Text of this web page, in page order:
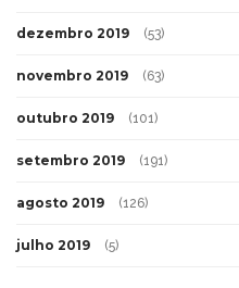
dezembro 2019 (53)
novembro 2019 (63)
outubro 2019 (101)
setembro 2019 (191)
agosto 2019 (126)
julho 2019 (5)